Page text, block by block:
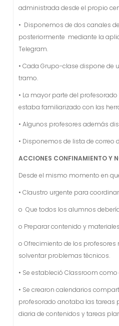
administrada desde el propio
• Disponemos de dos canales
posteriormente mediante la
Telegram.
• Cada Grupo-clase dispone
tramo.
• La mayor parte del
estaba familiarizado con las
• Algunos profesores además
• Disponemos de lista de
ACCIONES CONFINAMIENTO Y
Desde el mismo momento en
• Claustro urgente para
o Que todos los alumnos
o Preparar contenido y
o Ofrecimiento de los
solventar problemas técnicos.
• Se estableció Classroom
• Se crearon calendarios
profesorado anotaba las tareas
diaria de contenidos y tareas